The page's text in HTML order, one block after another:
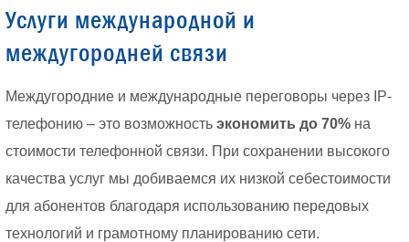
Услуги международной и
междугородней связи
Междугородние и международные переговоры через IP-
телефонию – это возможность экономить до 70% на
стоимости телефонной связи. При сохранении высокого
качества услуг мы добиваемся их низкой себестоимости
для абонентов благодаря использованию передовых
технологий и грамотному планированию сети.